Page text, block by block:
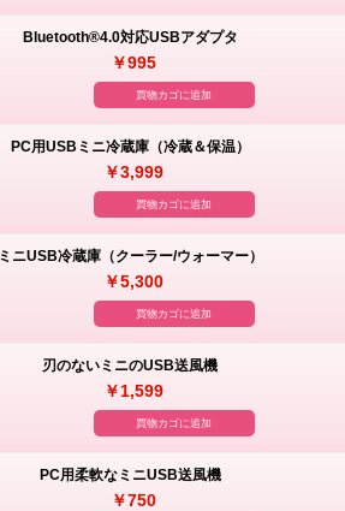
Bluetooth®4.0対応USBアダプタ
￥995
買物カゴに追加
PC用USBミニ冷蔵庫（冷蔵＆保温）
￥3,999
買物カゴに追加
ミニUSB冷蔵庫（クーラー/ウォーマー）
￥5,300
買物カゴに追加
刃のないミニのUSB送風機
￥1,599
買物カゴに追加
PC用柔軟なミニUSB送風機
￥750